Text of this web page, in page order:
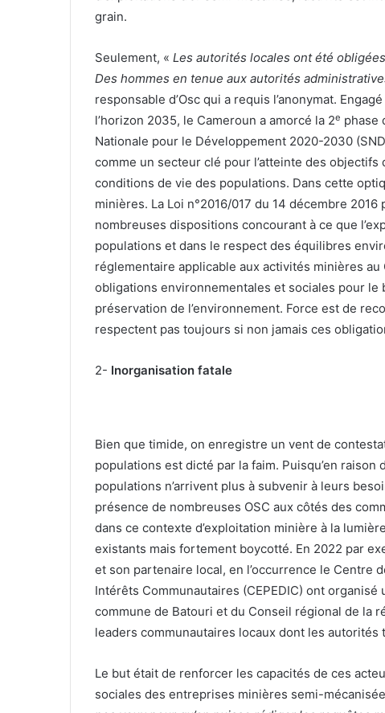
grain.
Seulement, « Les autorités locales ont été
Des hommes en tenue aux autorités
responsable d’Osc qui a requis l’anonymat.
l’horizon 2035, le Cameroun a amorcé la 2e phase
Nationale pour le Développement 2020-2030
comme un secteur clé pour l’atteinte des
conditions de vie des populations. Dans cette
minières. La Loi n°2016/017 du 14 décembre
nombreuses dispositions concourant à ce que
populations et dans le respect des équilibres
réglementaire applicable aux activités minières
obligations environnementales et sociales pour
préservation de l’environnement. Force est de
respectent pas toujours si non jamais ces
2- Inorganisation fatale
Bien que timide, on enregistre un vent de
populations est dicté par la faim. Puisqu’en
populations n’arrivent plus à subvenir à leurs
présence de nombreuses OSC aux côtés des
dans ce contexte d’exploitation minière à la
existants mais fortement boycotté. En 2022 par
et son partenaire local, en l’occurrence le Centre
Intérêts Communautaires (CEPEDIC) ont
commune de Batouri et du Conseil régional de la
leaders communautaires locaux dont les
Le but était de renforcer les capacités de ces
sociales des entreprises minières semi-